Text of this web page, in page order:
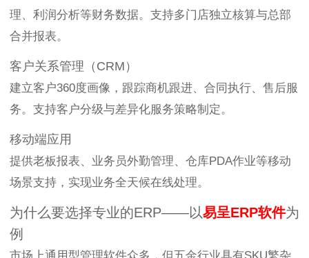
理、利润分析等财务数据。支持多门店独立核算与总部
合并报表。
客户关系管理（CRM）
建立客户360度画像，跟踪商机跟进、合同执行、售后服
务。支持客户分级与差异化服务策略制定。
移动端应用
提供老板报表、业务员外勤管理、仓库PDA作业等移动
场景支持，实现业务全天候在线处理。
为什么要选择专业的ERP——以易呈ERP软件为
例